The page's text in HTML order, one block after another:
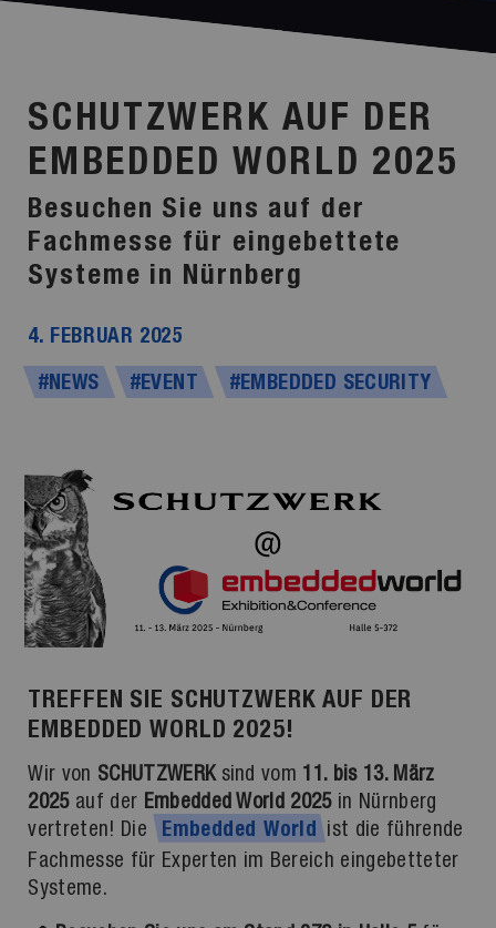
SCHUTZWERK AUF DER
EMBEDDED WORLD 2025
Besuchen Sie uns auf der
Fachmesse für eingebettete
Systeme in Nürnberg
4. FEBRUAR 2025
#NEWS #EVENT #EMBEDDED SECURITY
TREFFEN SIE SCHUTZWERK AUF DER
EMBEDDED WORLD 2025!
Wir von SCHUTZWERKsind vom 11. bis 13. März
2025auf der Embedded World 2025in Nürnberg
vertreten! Die
Embedded World
ist die führende
Fachmesse für Experten im Bereich eingebetteter
Systeme.